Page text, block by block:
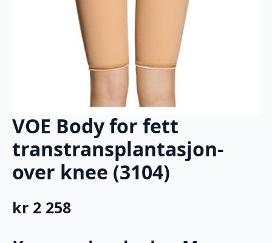
VOE Body for fett
transtransplantasjon-
over knee (3104)
kr 2 258